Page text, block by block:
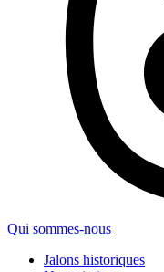
Qui sommes-nous
Jalons historiques